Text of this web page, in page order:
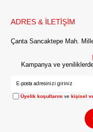
ADRES & İLETİŞİM
Çanta Sancaktepe Mah.
Kampanya ve
Üyelik koşullarını vekişisel